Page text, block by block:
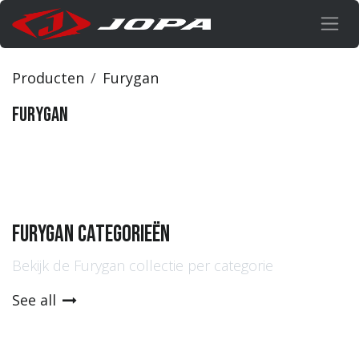
Overslaan naar inhoud
Producten Furygan
Furygan
Furygan Categorieën
Bekijk de Furygan collectie per categorie
See all